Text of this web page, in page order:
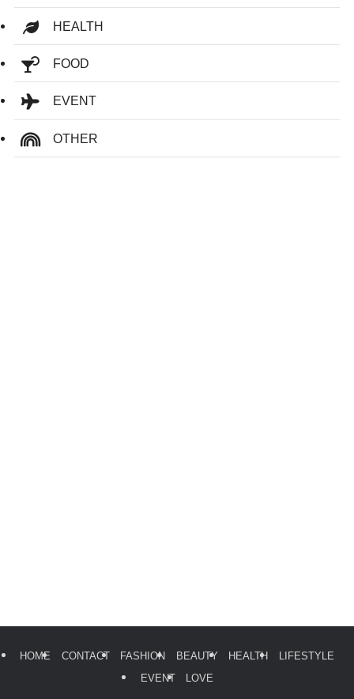
HEALTH
FOOD
EVENT
OTHER
HOME CONTACT FASHION BEAUTY HEALTH
LIFESTYLE
EVENT
LOVE